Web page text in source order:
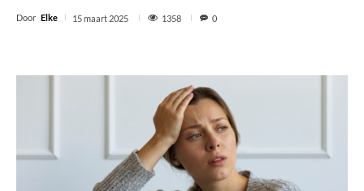
Door Elke 15 maart 2025 1358 0